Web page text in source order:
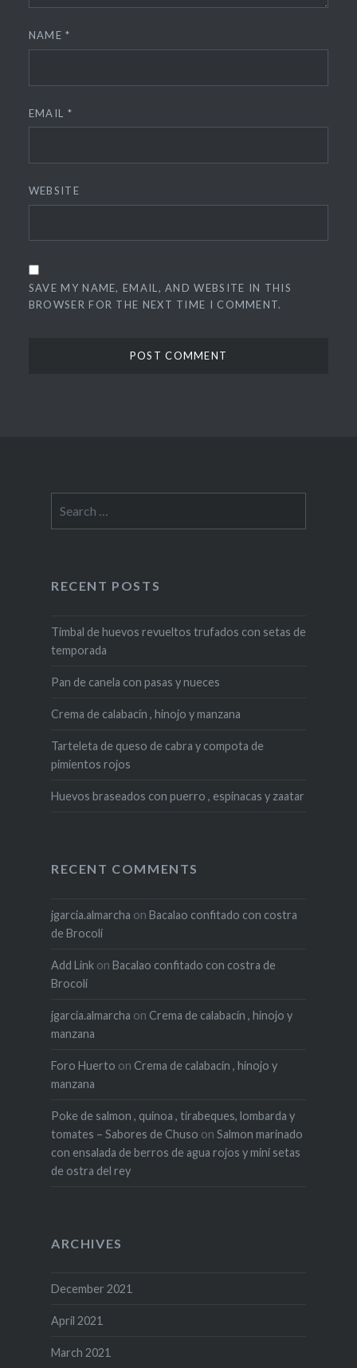
NAME*
EMAIL *
WEBSITE
SAVE MY NAME, EMAIL, AND WEBSITE IN THIS
BROWSER FOR THE NEXT TIME I COMMENT.
for:
RECENT POSTS
Timbal de huevos revueltos trufados con setas de
temporada
Pan de canela con pasas y nueces
Crema de calabacín , hinojo y manzana
Tarteleta de queso de cabra y compota de
pimientos rojos
Huevos braseados con puerro , espinacas y zaatar
RECENT COMMENTS
jgarcia.almarcha on Bacalao confitado con costra
de Brocoli
Add Linkon Bacalao confitado con costra de
Brocoli
jgarcia.almarcha on Crema de calabacín , hinojo y
manzana
Foro Huerto on Crema de calabacín , hinojo y
manzana
Poke de salmon , quinoa , tirabeques, lombarda y
tomates – Sabores de Chuso on Salmon marinado
con ensalada de berros de agua rojos y mini setas
de ostra del rey
ARCHIVES
December 2021
April 2021
March 2021